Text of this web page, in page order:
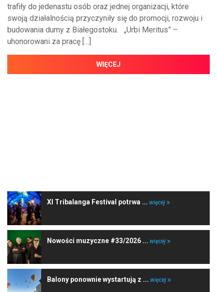
trafiły do jedenastu osób oraz jednej organizacji, które
swoją działalnością przyczyniły się do promocji, rozwoju i
budowania dumy z Białegostoku. „Urbi Meritus” –
uhonorowani za pracę […]
WIĘCEJ
XI Tribalanga Festival potrwa ... więcej
Nowości muzyczne #33/2026 ... więcej
Balony ponownie wystartują z ... więcej